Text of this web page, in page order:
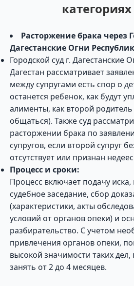
Расторжение брака через
Дагестанские Огни
Городской суд г. Дагестанские
Дагестан рассматривает
между супругами есть спор о
останется ребенок, как будут
алименты, как второй
общаться). Также суд
расторжении брака по
супругов, если второй супруг
отсутствует или признан
Процесс и сроки:
Процесс включает подачу
судебное заседание, сбор
(характеристики, акты
условий от органов опеки) и
разбирательство. С учетом
привлечения органов опеки,
высокой значимости таких
занять от 2 до 4 месяцев.